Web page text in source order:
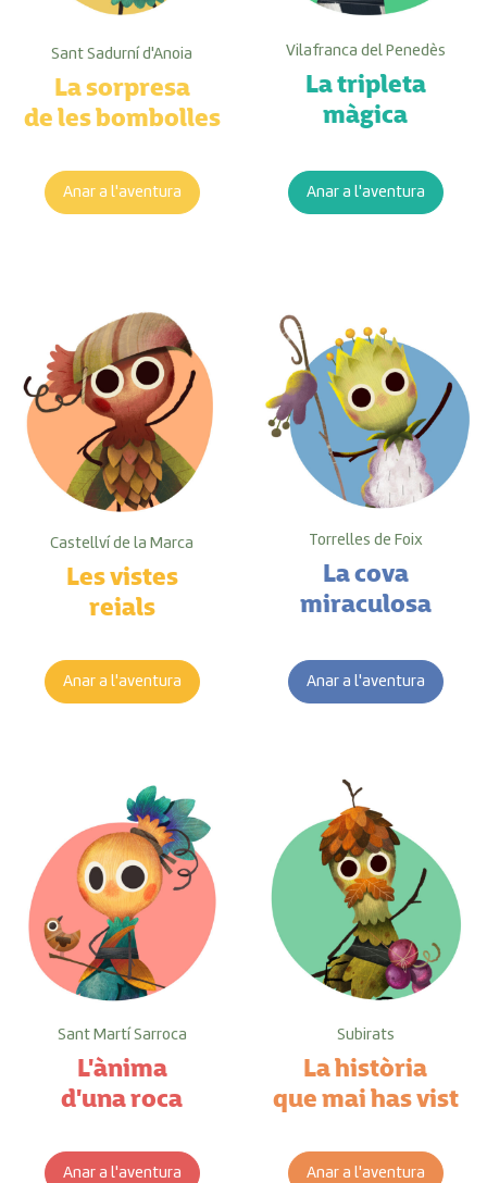
Sant Sadurní d'Anoia
La sorpresa
de les bombolles
Anar a l'aventura
Vilafranca del Penedès
La tripleta
màgica
Anar a l'aventura
Castellví de la Marca
Les vistes
reials
Anar a l'aventura
Torrelles de Foix
La cova
miraculosa
Anar a l'aventura
Sant Martí Sarroca
L'ànima
d'una roca
Anar a l'aventura
Subirats
La història
que mai has vist
Anar a l'aventura